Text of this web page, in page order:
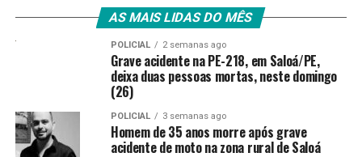
AS MAIS LIDAS DO MÊS
POLICIAL 2 semanas ago
Grave acidente na PE-218, em Saloá/PE,
deixa duas pessoas mortas, neste domingo
(26)
POLICIAL 3 semanas ago
Homem de 35 anos morre após grave
acidente de moto na zona rural de Saloá